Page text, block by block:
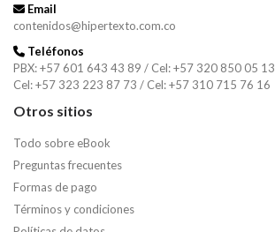
Email
contenidos@hipertexto.com.co
Teléfonos
PBX: +57 601 643 43 89 / Cel: +57 320 850 05 13
Cel: +57 323 223 87 73 / Cel: +57 310 715 76 16
Otros sitios
Todo sobre eBook
Preguntas frecuentes
Formas de pago
Términos y condiciones